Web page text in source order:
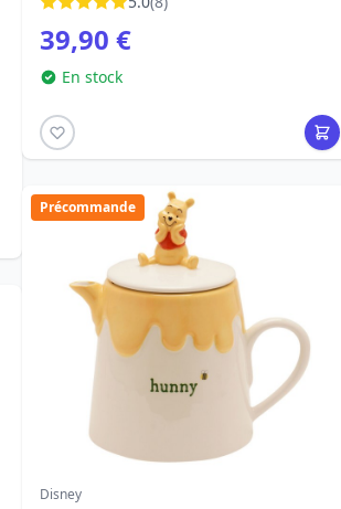
39,90 €
En stock
Précommande
Disney